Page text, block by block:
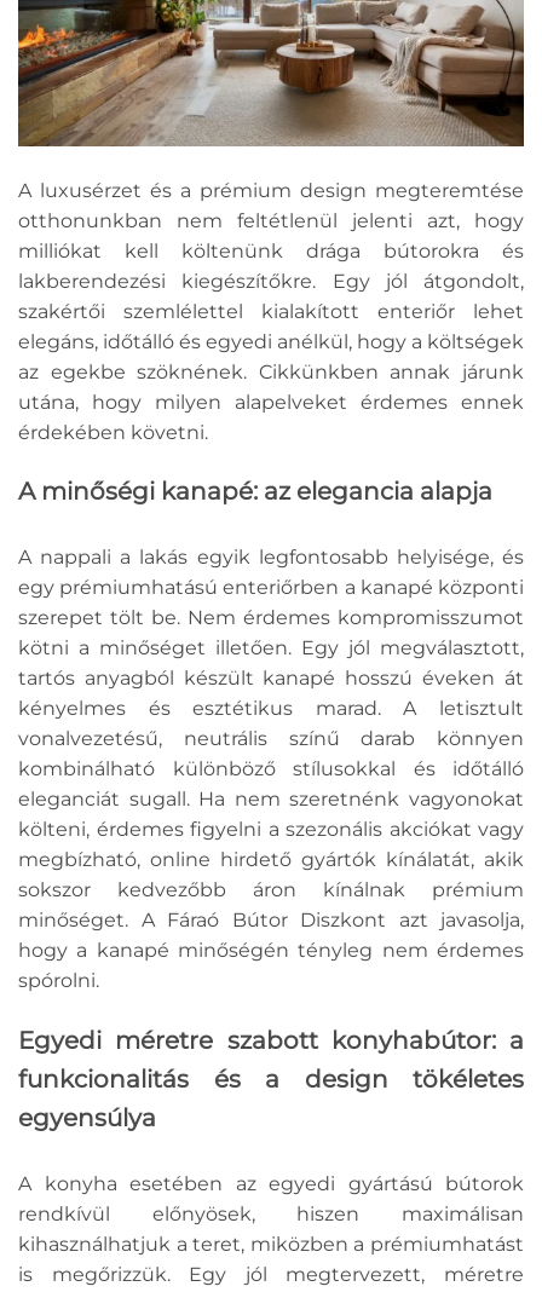
A luxusérzet és a prémium design megteremtése
otthonunkban nem feltétlenül jelenti azt, hogy
milliókat kell költenünk drága bútorokra és
lakberendezési kiegészítőkre. Egy jól átgondolt,
szakértői szemlélettel kialakított enteriőr lehet
elegáns, időtálló és egyedi anélkül, hogy a költségek
az egekbe szöknének. Cikkünkben annak járunk
utána, hogy milyen alapelveket érdemes ennek
érdekében követni.
A minőségi kanapé: az elegancia alapja
A nappali a lakás egyik legfontosabb helyisége, és
egy prémiumhatású enteriőrben a kanapé központi
szerepet tölt be. Nem érdemes kompromisszumot
kötni a minőséget illetően. Egy jól megválasztott,
tartós anyagból készült kanapé hosszú éveken át
kényelmes és esztétikus marad. A letisztult
vonalvezetésű, neutrális színű darab könnyen
kombinálható különböző stílusokkal és időtálló
eleganciát sugall. Ha nem szeretnénk vagyonokat
költeni, érdemes figyelni a szezonális akciókat vagy
megbízható, online hirdető gyártók kínálatát, akik
sokszor kedvezőbb áron kínálnak prémium
minőséget. A Fáraó Bútor Diszkont azt javasolja,
hogy a kanapé minőségén tényleg nem érdemes
spórolni.
Egyedi méretre szabott konyhabútor: a
funkcionalitás és a design tökéletes
egyensúlya
A konyha esetében az egyedi gyártású bútorok
rendkívül előnyösek, hiszen maximálisan
kihasználhatjuk a teret, miközben a prémiumhatást
is megőrizzük. Egy jól megtervezett, méretre